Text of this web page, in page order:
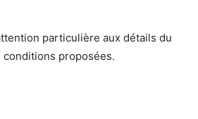
particulière aux détails du
conditions proposées.